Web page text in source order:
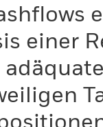
einer